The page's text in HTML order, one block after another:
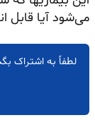
می‌شود آیا
لطفاً به اشتراک